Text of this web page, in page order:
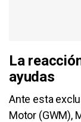
La
ayudas
Ante esta
Motor (GWM),